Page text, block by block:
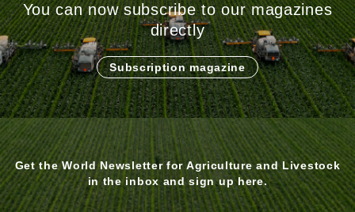
You can now subscribe to our magazines
directly
Subscription magazine
Get the World Newsletter for Agriculture and Livestock
in the inbox and sign up here.